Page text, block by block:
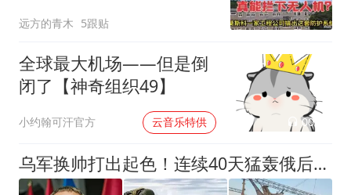
远方的青木 5跟贴
全球最大机场——但是倒
闭了【神奇组织49】
小约翰可汗官方 云音乐特供 00:02
乌军换帅打出起色！连续40天猛轰俄后方，俄军前线扛不住了